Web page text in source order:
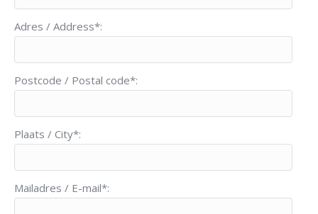
Adres / Address*:
Postcode / Postal code*:
Plaats / City*:
Mailadres / E-mail*: